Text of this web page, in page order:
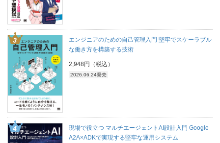
エンジニアのための自己管理入門 堅牢でスケーラブル
な働き方を構築する技術
2,948円（税込）
2026.06.24発売
現場で役立つ マルチエージェントAI設計入門 Google
A2A×ADKで実現する堅牢な運用システム